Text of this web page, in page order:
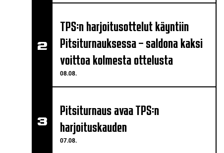
08.08.
TPS:n harjoitusottelut käyntiin
Pitsiturnauksessa – saldona kaksi
voittoa kolmesta ottelusta
07.08.
Pitsiturnaus avaa TPS:n
harjoituskauden